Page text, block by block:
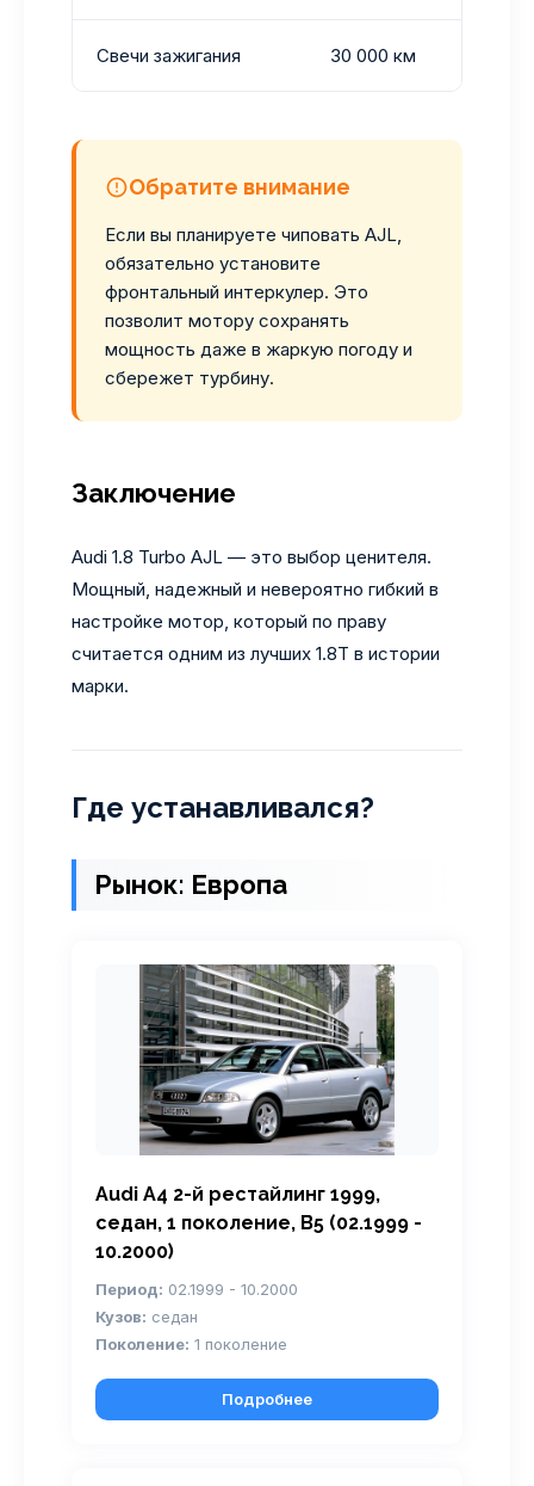
Свечи зажигания 30 000 км
Обратите внимание
Если вы планируете чиповать AJL,
обязательно установите
фронтальный интеркулер. Это
позволит мотору сохранять
мощность даже в жаркую погоду и
сбережет турбину.
Заключение
Audi 1.8 Turbo AJL — это выбор ценителя.
Мощный, надежный и невероятно гибкий в
настройке мотор, который по праву
считается одним из лучших 1.8Т в истории
марки.
Где устанавливался?
Рынок: Европа
Audi A4 2-й рестайлинг 1999,
седан, 1 поколение, B5 (02.1999 -
10.2000)
Период: 02.1999 - 10.2000
Кузов: седан
Поколение: 1 поколение
Подробнее